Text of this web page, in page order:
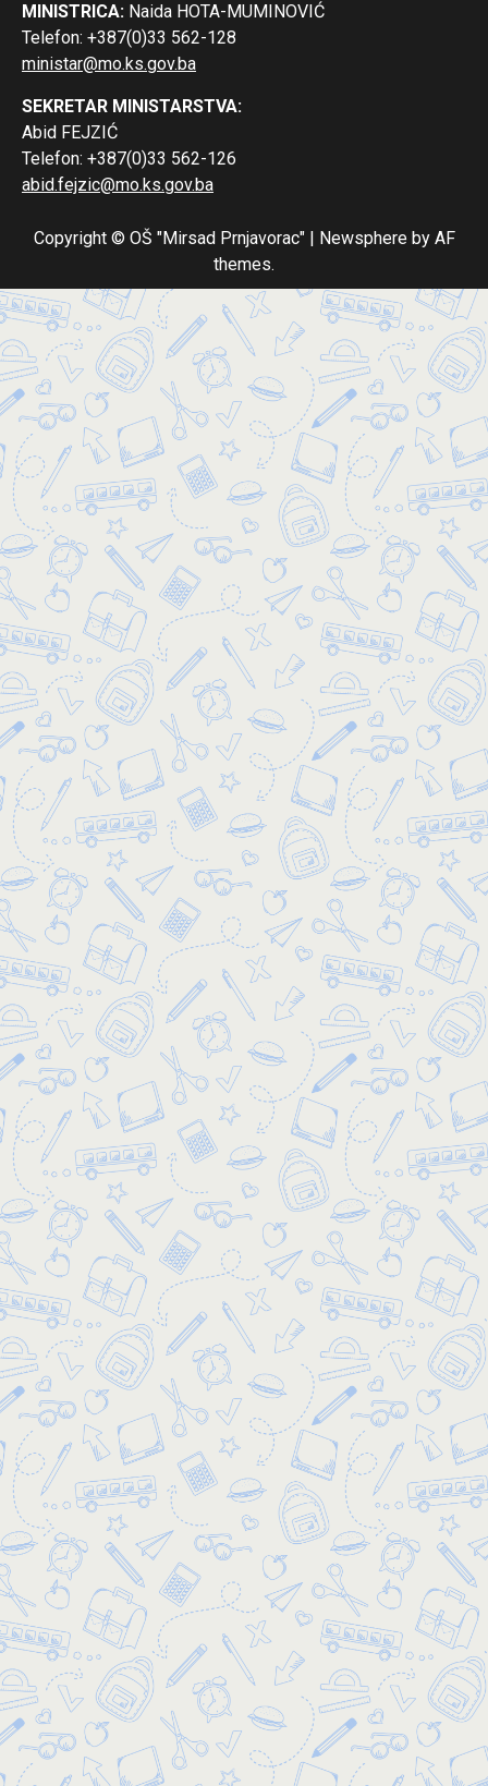
MINISTRICA: Naida HOTA-MUMINOVIĆ
Telefon: +387(0)33 562-128
ministar@mo.ks.gov.ba
SEKRETAR MINISTARSTVA:
Abid FEJZIĆ
Telefon: +387(0)33 562-126
abid.fejzic@mo.ks.gov.ba
Copyright © OŠ "Mirsad Prnjavorac" | Newsphereby AF
themes.